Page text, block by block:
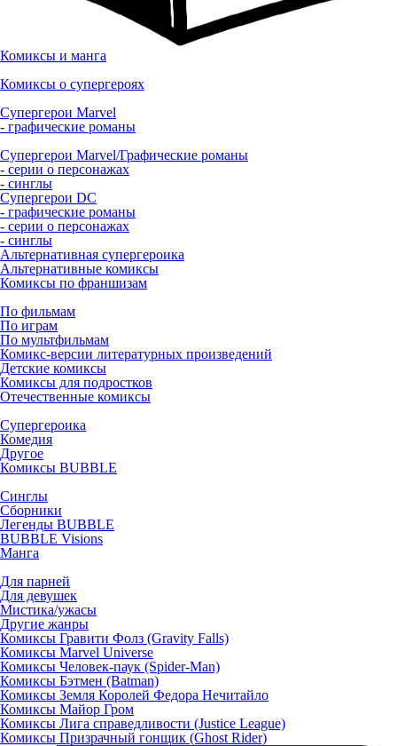
Комиксы и манга
Комиксы о супергероях
Супергерои Marvel
- графические романы
Супергерои Marvel/Графические романы
- серии о персонажах
- синглы
Супергерои DC
- графические романы
- серии о персонажах
- синглы
Альтернативная супергероика
Альтернативные комиксы
Комиксы по франшизам
По фильмам
По играм
По мультфильмам
Комикс-версии литературных произведений
Детские комиксы
Комиксы для подростков
Отечественные комиксы
Супергероика
Комедия
Другое
Комиксы BUBBLE
Синглы
Сборники
Легенды BUBBLE
BUBBLE Visions
Манга
Для парней
Для девушек
Мистика/ужасы
Другие жанры
Комиксы Гравити Фолз (Gravity Falls)
Комиксы Marvel Universe
Комиксы Человек-паук (Spider-Man)
Комиксы Бэтмен (Batman)
Комиксы Земля Королей Федора Нечитайло
Комиксы Майор Гром
Комиксы Лига справедливости (Justice League)
Комиксы Призрачный гонщик (Ghost Rider)